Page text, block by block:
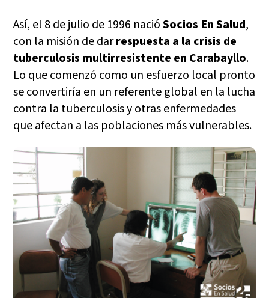
Así, el 8 de julio de 1996 nacióSocios En Salud,
con la misión de darrespuesta a la crisis de
tuberculosis multirresistente en Carabayllo.
Lo que comenzó como un esfuerzo local pronto
se convertiría en un referente global en la lucha
contra la tuberculosis y otras enfermedades
que afectan a las poblaciones más vulnerables.